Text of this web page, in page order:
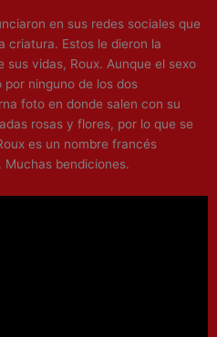
en sus redes sociales que
criatura. Estos le dieron la
sus vidas, Roux. Aunque el sexo
ninguno de los dos
foto en donde salen con su
rosas y flores, por lo que se
es un nombre francés
Muchas bendiciones.